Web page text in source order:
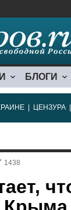
БЛОГИ
ЦЕНЗУРА
1438